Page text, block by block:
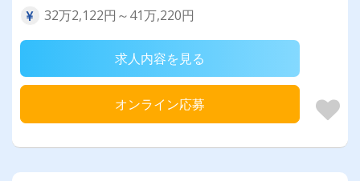
32万2,122円～41万,220円
求人内容を見る
オンライン応募